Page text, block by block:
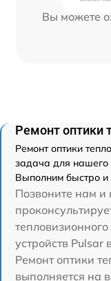
Вы можете
Ремонт оптики
Ремонт оптики
задача для нашего
Выполним быстро и
Позвоните нам
устройств
Ремонт оптики
выполняется на